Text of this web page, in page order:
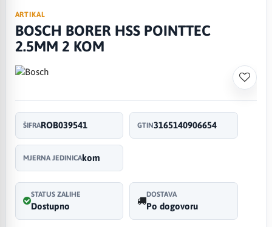
ARTIKAL
BOSCH BORER HSS POINTTEC
2.5MM 2 KOM
ŠIFRAROB039541 GTIN3165140906654
MJERNA JEDINICAkom
STATUS ZALIHE
Dostupno
DOSTAVA
Po dogovoru